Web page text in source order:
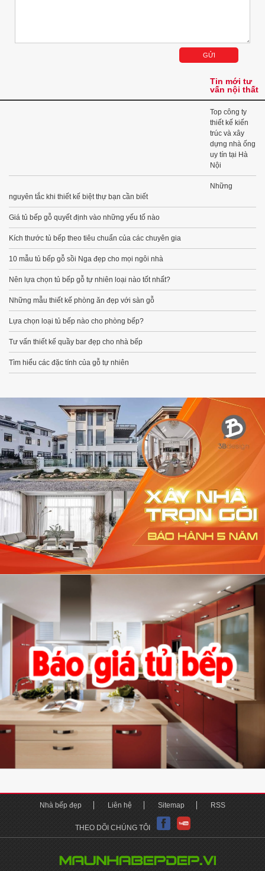
Tin mới tư
vấn nội thất
Top công ty
thiết kế kiến
trúc và xây
dựng nhà ống
uy tín tại Hà
Nội
Những
nguyên tắc khi thiết kế biệt thự bạn cần biết
Giá tủ bếp gỗ quyết định vào những yếu tố nào
Kích thước tủ bếp theo tiêu chuẩn của các chuyên gia
10 mẫu tủ bếp gỗ sồi Nga đẹp cho mọi ngôi nhà
Nên lựa chọn tủ bếp gỗ tự nhiên loại nào tốt nhất?
Những mẫu thiết kế phòng ăn đẹp với sàn gỗ
Lựa chọn loại tủ bếp nào cho phòng bếp?
Tư vấn thiết kế quầy bar đẹp cho nhà bếp
Tìm hiểu các đặc tính của gỗ tự nhiên
Nhà bếp đẹp Liên hệ Sitemap RSS
THEO DÕI CHÚNG TÔI